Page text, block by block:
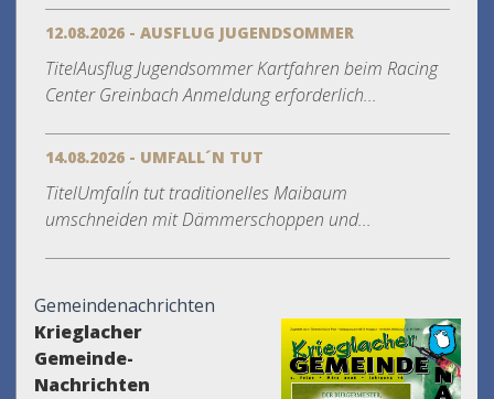
12.08.2026 - AUSFLUG JUGENDSOMMER
TitelAusflug Jugendsommer Kartfahren beim Racing
Center Greinbach Anmeldung erforderlich...
14.08.2026 - UMFALL´N TUT
TitelUmfall´n tut traditionelles Maibaum
umschneiden mit Dämmerschoppen und...
Gemeindenachrichten
Krieglacher
Gemeinde-
Nachrichten